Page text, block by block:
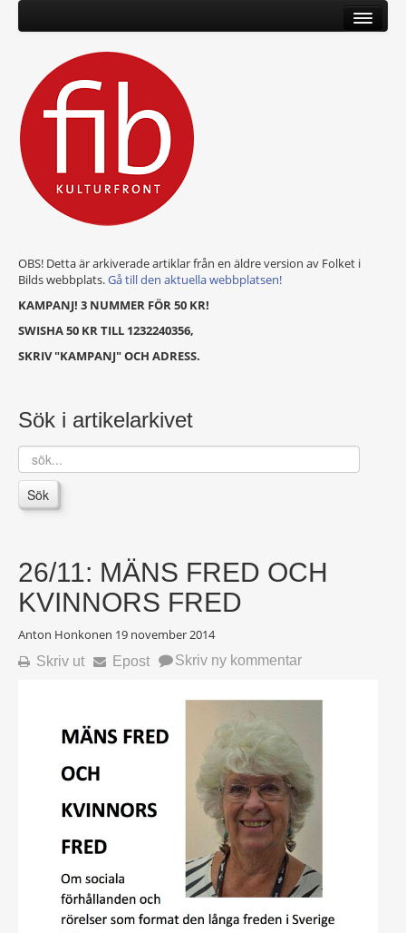
OBS! Detta är arkiverade artiklar från en äldre version av Folket i
Bilds webbplats.Gå till den aktuella webbplatsen!
KAMPANJ! 3 NUMMER FÖR 50 KR!
SWISHA 50 KR TILL 1232240356,
SKRIV "KAMPANJ" OCH ADRESS.
Sök i artikelarkivet
sök...
Sök
26/11: MÄNS FRED OCH
KVINNORS FRED
Anton Honkonen 19 november 2014
Skriv ut Epost Skriv ny kommentar